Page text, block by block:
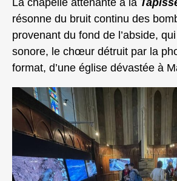
La chapelle attenante à la
résonne du bruit continu des
provenant du fond de l’abside,
sonore, le chœur détruit par la
format, d’une église dévastée à